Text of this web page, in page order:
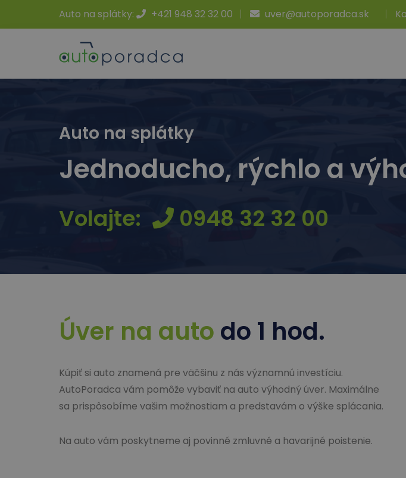
Auto na splátky: +421 948 32 32 00 uver@autoporadca.sk
Auto na splátky
Jednoducho, rýchlo a
Volajte: 0948 32 32 00
Úver na auto do 1 hod.
Kúpiť si auto znamená pre väčšinu z nás významnú investíciu.
AutoPoradca vám pomôže vybaviť na auto výhodný úver. Maximálne
sa prispôsobíme vašim možnostiam a predstavám o výške splácania.
Na auto vám poskytneme aj povinné zmluvné a havarijné poistenie.